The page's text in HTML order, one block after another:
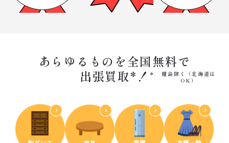
あらゆるものを全国無料で
出張買取*！
離島除く（北海道は
OK）